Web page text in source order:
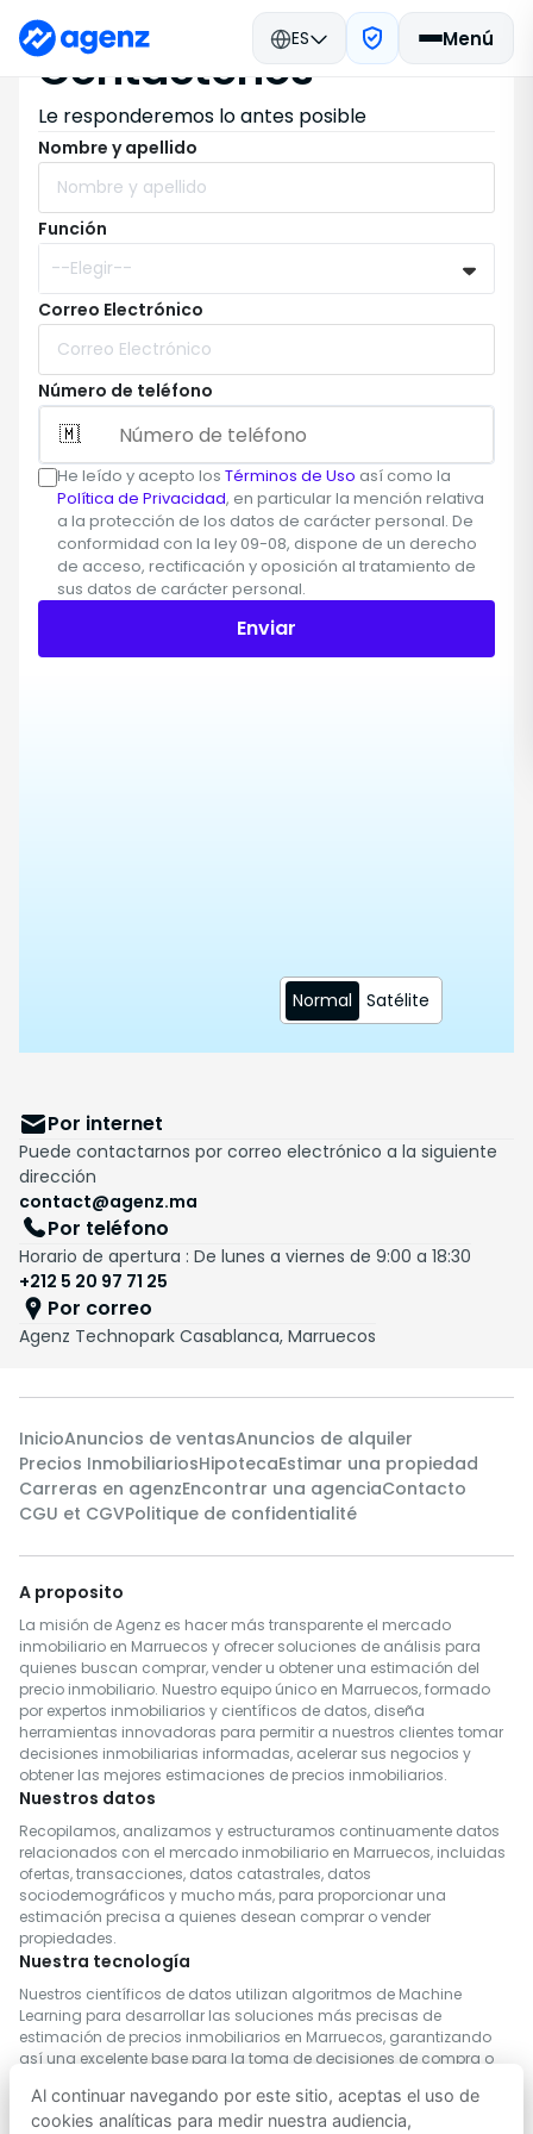
ES Menú
Normal Satélite
Contáctenos
Le responderemos lo antes posible
Nombre y apellido
Función
Correo Electrónico
Número de teléfono
He leído y acepto los Términos de Uso así como la
Política de Privacidad, en particular la mención relativa
a la protección de los datos de carácter personal. De
conformidad con la ley 09-08, dispone de un derecho
de acceso, rectificación y oposición al tratamiento de
sus datos de carácter personal.
Enviar
Por internet
Puede contactarnos por correo electrónico a la siguiente
dirección
contact@agenz.ma
Por teléfono
Horario de apertura : De lunes a viernes de 9:00 a 18:30
+212 5 20 97 71 25
Por correo
Agenz Technopark Casablanca, Marruecos
InicioAnuncios de ventasAnuncios de alquiler
Precios InmobiliariosHipotecaEstimar una propiedad
Carreras en agenzEncontrar una agenciaContacto
CGU et CGVPolitique de confidentialité
A proposito
La misión de Agenz es hacer más transparente el mercado
inmobiliario en Marruecos y ofrecer soluciones de análisis para
quienes buscan comprar, vender u obtener una estimación del
precio inmobiliario. Nuestro equipo único en Marruecos, formado
por expertos inmobiliarios y científicos de datos, diseña
herramientas innovadoras para permitir a nuestros clientes tomar
decisiones inmobiliarias informadas, acelerar sus negocios y
obtener las mejores estimaciones de precios inmobiliarios.
Nuestros datos
Recopilamos, analizamos y estructuramos continuamente datos
relacionados con el mercado inmobiliario en Marruecos, incluidas
ofertas, transacciones, datos catastrales, datos
sociodemográficos y mucho más, para proporcionar una
estimación precisa a quienes desean comprar o vender
propiedades.
Nuestra tecnología
Nuestros científicos de datos utilizan algoritmos de Machine
Learning para desarrollar las soluciones más precisas de
estimación de precios inmobiliarios en Marruecos, garantizando
así una excelente base para la toma de decisiones de compra o
Al continuar navegando por este sitio, aceptas el uso de
cookies analíticas para medir nuestra audiencia,